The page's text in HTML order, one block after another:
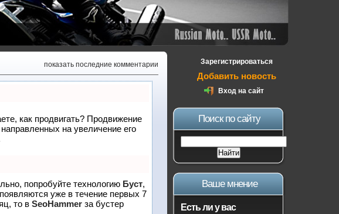
показать последние комментарии
как продвигать? Продвижение
на увеличение его
попробуйте технологию Буст,
уже в течение первых 7
то в SeoHammer за бустер
Зарегистрироваться
Добавить новость
Вход на сайт
Поиск по сайту
Ваше мнение
Есть ли у вас